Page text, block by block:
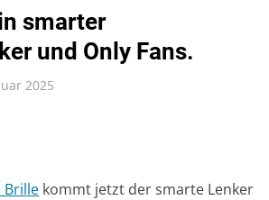
smarter
und Only Fans.
2025
Brille kommt jetzt der smarte Lenker